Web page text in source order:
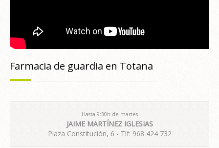
Farmacia de guardia en Totana
Hasta 9:30h de martes
JAIME MARTÍNEZ IGLESIAS
Plaza Constitución, 6 - Tlf: 968 424 732